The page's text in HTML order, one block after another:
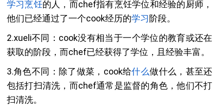
学习烹饪的人，而chef指有烹饪学位和经验的厨师，
他们已经通过了一个cook经历的学习阶段。
2.xueli不同：cook没有相当于一个学位的教育或还在
获取的阶段，而chef已经获得了学位，且经验丰富。
3.角色不同：除了做菜，cook给什么做什么，甚至还
包括打扫清洗，而chef通常是监督的角色，他们不打
扫清洗。